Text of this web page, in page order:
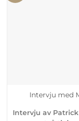
Intervju med
Intervju av